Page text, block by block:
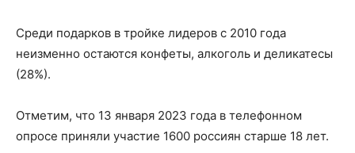
Среди подарков в тройке лидеров с 2010 года
неизменно остаются конфеты, алкоголь и деликатесы
(28%).
Отметим, что 13 января 2023 года в телефонном
опросе приняли участие 1600 россиян старше 18 лет.